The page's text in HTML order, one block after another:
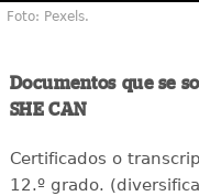
Foto: Pexels.
Documentos que se
SHE CAN
Certificados o
12.º grado.